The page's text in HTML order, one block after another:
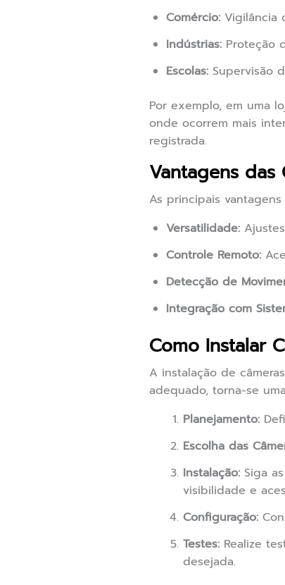
Comércio: Vigilância
Indústrias: Proteção
Escolas: Supervisão
Por exemplo, em uma
onde ocorrem mais
registrada.
Vantagens das
As principais vantagens
Versatilidade:
Controle Remoto:
Detecção de
Integração com
Como Instalar
A instalação de
adequado, torna-se
Planejamento:
Escolha das
Instalação: Siga
visibilidade e
Configuração:
Testes: Realize
desejada.